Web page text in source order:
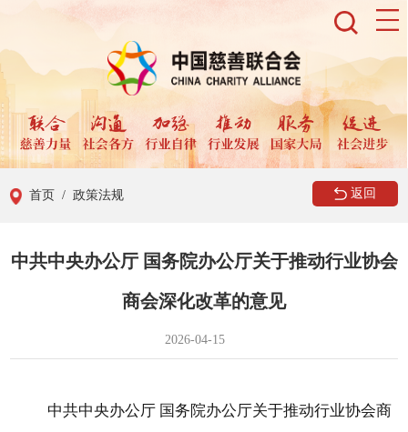
首页 / 政策法规 返回
中共中央办公厅 国务院办公厅关于推动行业协会
商会深化改革的意见
2026-04-15
中共中央办公厅 国务院办公厅关于推动行业协会商